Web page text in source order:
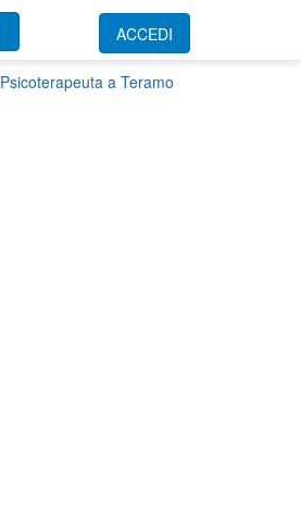
ACCEDI
Psicoterapeuta a Teramo